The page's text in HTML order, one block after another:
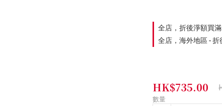
全店，折後淨額買
全店，海外地區 -
HK$735.00
數量